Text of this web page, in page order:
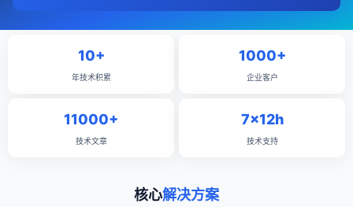
10+
年技术积累
1000+
企业客户
11000+
技术文章
7×12h
技术支持
核心解决方案